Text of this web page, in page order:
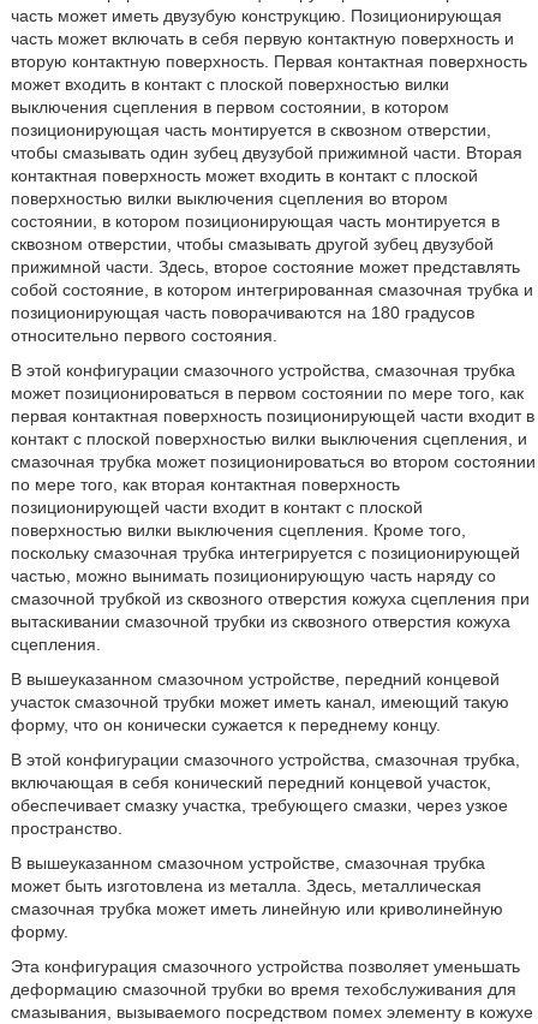
часть может иметь двузубую конструкцию. Позиционирующая
часть может включать в себя первую контактную поверхность и
вторую контактную поверхность. Первая контактная поверхность
может входить в контакт с плоской поверхностью вилки
выключения сцепления в первом состоянии, в котором
позиционирующая часть монтируется в сквозном отверстии,
чтобы смазывать один зубец двузубой прижимной части. Вторая
контактная поверхность может входить в контакт с плоской
поверхностью вилки выключения сцепления во втором
состоянии, в котором позиционирующая часть монтируется в
сквозном отверстии, чтобы смазывать другой зубец двузубой
прижимной части. Здесь, второе состояние может представлять
собой состояние, в котором интегрированная смазочная трубка и
позиционирующая часть поворачиваются на 180 градусов
относительно первого состояния.
В этой конфигурации смазочного устройства, смазочная трубка
может позиционироваться в первом состоянии по мере того, как
первая контактная поверхность позиционирующей части входит в
контакт с плоской поверхностью вилки выключения сцепления, и
смазочная трубка может позиционироваться во втором состоянии
по мере того, как вторая контактная поверхность
позиционирующей части входит в контакт с плоской
поверхностью вилки выключения сцепления. Кроме того,
поскольку смазочная трубка интегрируется с позиционирующей
частью, можно вынимать позиционирующую часть наряду со
смазочной трубкой из сквозного отверстия кожуха сцепления при
вытаскивании смазочной трубки из сквозного отверстия кожуха
сцепления.
В вышеуказанном смазочном устройстве, передний концевой
участок смазочной трубки может иметь канал, имеющий такую
форму, что он конически сужается к переднему концу.
В этой конфигурации смазочного устройства, смазочная трубка,
включающая в себя конический передний концевой участок,
обеспечивает смазку участка, требующего смазки, через узкое
пространство.
В вышеуказанном смазочном устройстве, смазочная трубка
может быть изготовлена из металла. Здесь, металлическая
смазочная трубка может иметь линейную или криволинейную
форму.
Эта конфигурация смазочного устройства позволяет уменьшать
деформацию смазочной трубки во время техобслуживания для
смазывания, вызываемого посредством помех элементу в кожухе